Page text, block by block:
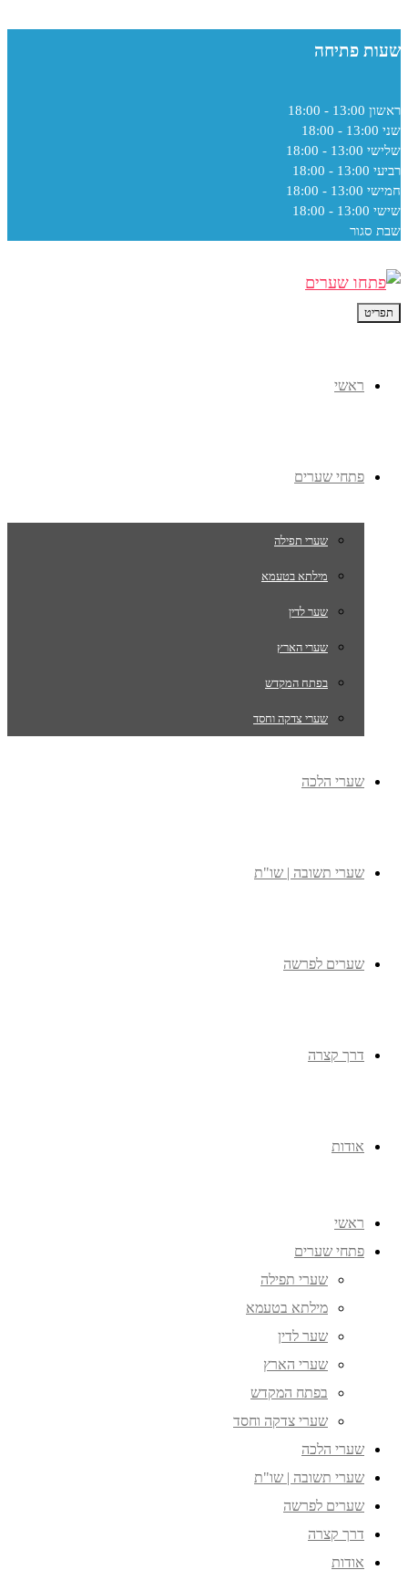
שעות פתיחה
ראשון 13:00 - 18:00
שני 13:00 - 18:00
שלישי 13:00 - 18:00
רביעי 13:00 - 18:00
חמישי 13:00 - 18:00
שישי 13:00 - 18:00
שבת סגור
תפריט
ראשי
פתחי שערים
שערי תפילה
מילתא בטעמא
שער לדין
שערי הארץ
בפתח המקדש
שערי צדקה וחסד
שערי הלכה
שערי תשובה | שו"ת
שערים לפרשה
דרך קצרה
אודות
ראשי
פתחי שערים
שערי תפילה
מילתא בטעמא
שער לדין
שערי הארץ
בפתח המקדש
שערי צדקה וחסד
שערי הלכה
שערי תשובה | שו"ת
שערים לפרשה
דרך קצרה
אודות